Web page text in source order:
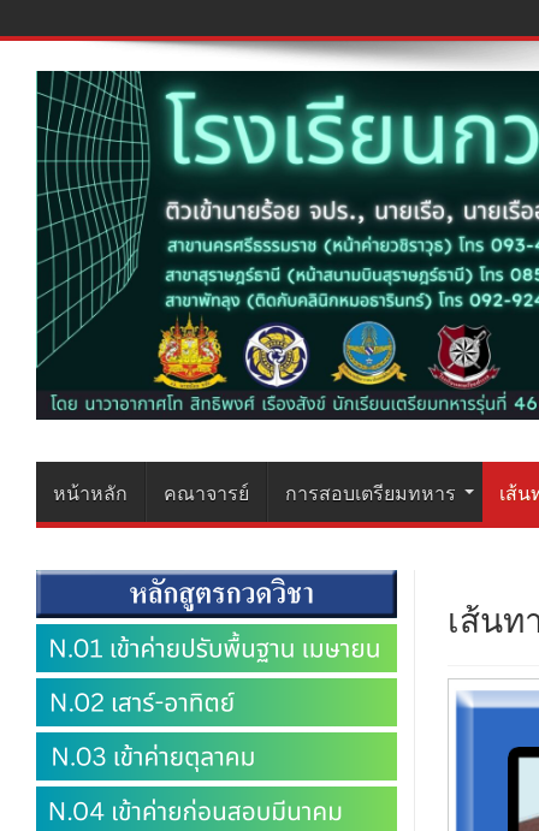
หน้าหลัก คณาจารย์ การสอบเตรียมทหาร เส้
เส้นท